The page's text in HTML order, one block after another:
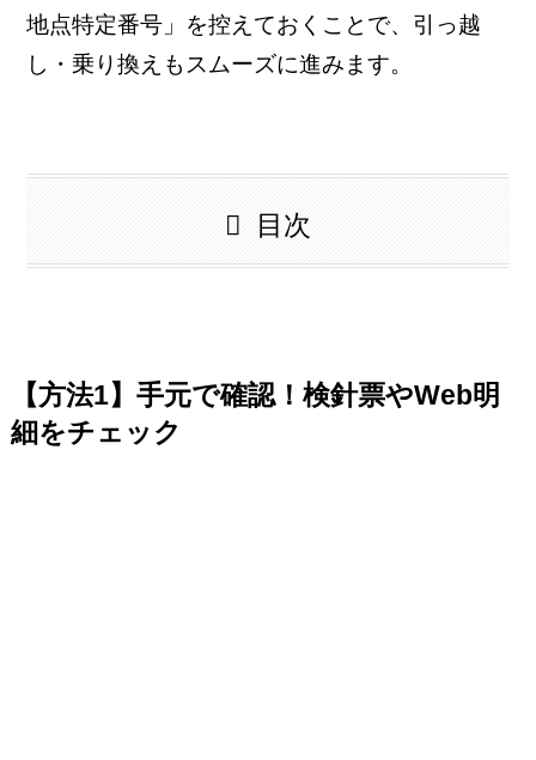
地点特定番号」を控えておくことで、引っ越
し・乗り換えもスムーズに進みます。
目次
【方法1】手元で確認！検針票やWeb明
細をチェック